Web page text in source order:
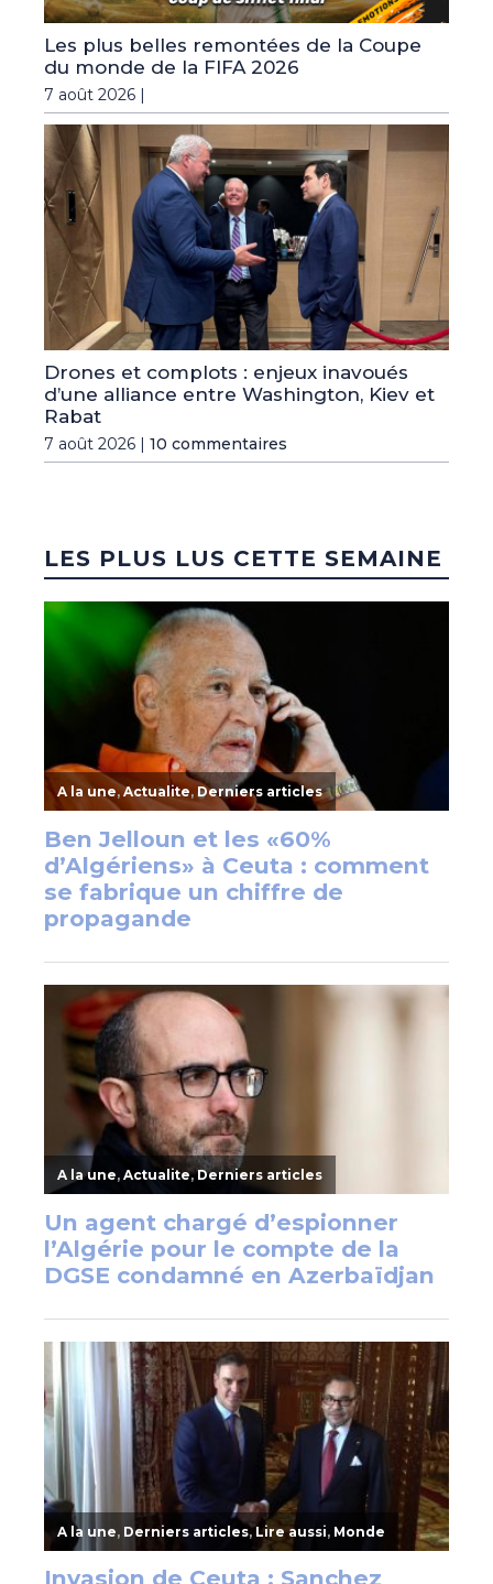
Les plus belles remontées de la Coupe
du monde de la FIFA 2026
7 août 2026 |
Drones et complots : enjeux inavoués
d’une alliance entre Washington, Kiev et
Rabat
7 août 2026 | 10 commentaires
LES PLUS LUS CETTE SEMAINE